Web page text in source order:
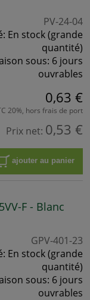
PV-24-04
En stock (grande
quantité)
sous: 6 jours
ouvrables
0,63 €
20%, hors frais de port
Prix net: 0,53 €
ajouter au panier
F - Blanc
GPV-401-23
En stock (grande
quantité)
sous: 6 jours
ouvrables